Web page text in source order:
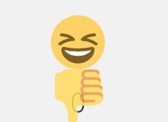
Дикий
смех!
0
Палец
вниз!